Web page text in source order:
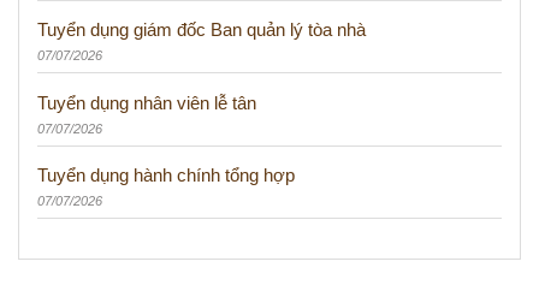
Tuyển dụng giám đốc Ban quản lý tòa nhà
07/07/2026
Tuyển dụng nhân viên lễ tân
07/07/2026
Tuyển dụng hành chính tổng hợp
07/07/2026